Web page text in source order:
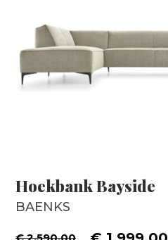
Hoekbank Bayside
BAENKS